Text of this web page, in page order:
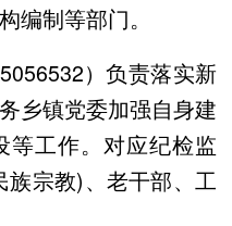
编制等部门。
）负责落实新
乡镇党委加强自身建
工作。对应纪检监
宗教)、老干部、工